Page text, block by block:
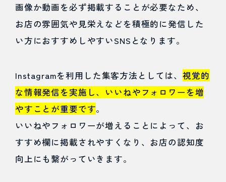
画像か動画を必ず掲載することが必要なため、
お店の雰囲気や見栄えなどを積極的に発信した
い方におすすめしやすいSNSとなります。
Instagramを利用した集客方法としては、視覚的
な情報発信を実施し、いいねやフォロワーを増
やすことが重要です。
いいねやフォロワーが増えることによって、お
すすめ欄に掲載されやすくなり、お店の認知度
向上にも繋がっていきます。